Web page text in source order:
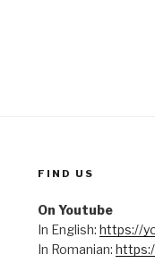
FIND US
On Youtube
In English: https://
In Romanian: